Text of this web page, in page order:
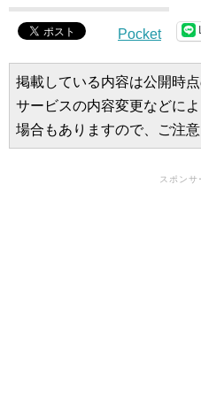
Pocket
掲載している内容は公開時
サービスの内容変更などに
場合もありますので、ご注意
スポンサ